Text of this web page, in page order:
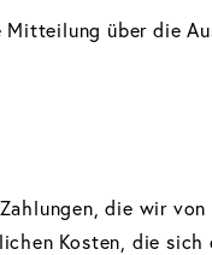
über die
die wir von
Kosten, die sich